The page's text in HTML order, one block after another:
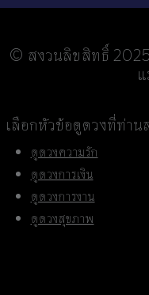
© สงวนลิขสิทธิ์
เลือกหัวข้อดูดวงที่ท่าน
ดูดวงความรัก
ดูดวงการเงิน
ดูดวงการงาน
ดูดวงสุขภาพ